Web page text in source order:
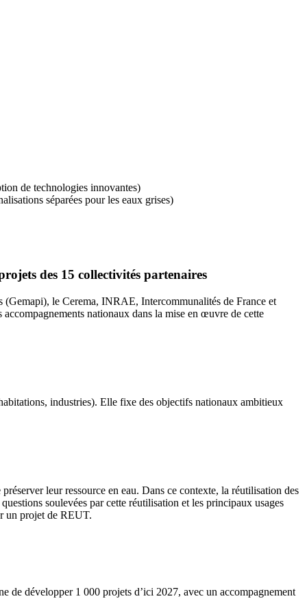
de technologies innovantes)
séparées pour les eaux grises)
des 15 collectivités partenaires
(Gemapi), le Cerema, INRAE, Intercommunalités de France et
nationaux dans la mise en œuvre de cette
industries). Elle fixe des objectifs nationaux ambitieux
leur ressource en eau. Dans ce contexte, la réutilisation des
soulevées par cette réutilisation et les principaux usages
un projet de REUT.
de développer 1 000 projets d’ici 2027, avec un accompagnement